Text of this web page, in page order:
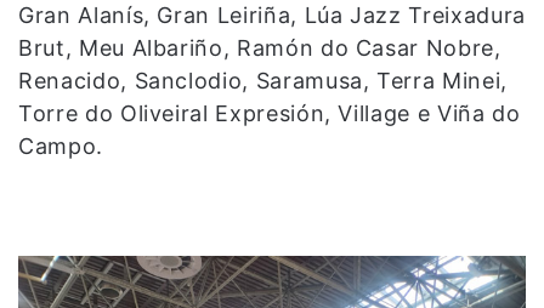
Gran Alanís, Gran Leiriña, Lúa Jazz Treixadura
Brut, Meu Albariño, Ramón do Casar Nobre,
Renacido, Sanclodio, Saramusa, Terra Minei,
Torre do Oliveiral Expresión, Village e Viña do
Campo.